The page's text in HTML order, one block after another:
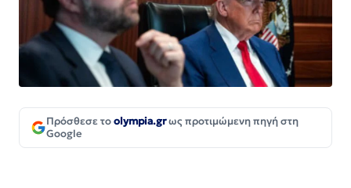
Πρόσθεσε τοolympia.grως προτιμώμενη πηγή στη
Google